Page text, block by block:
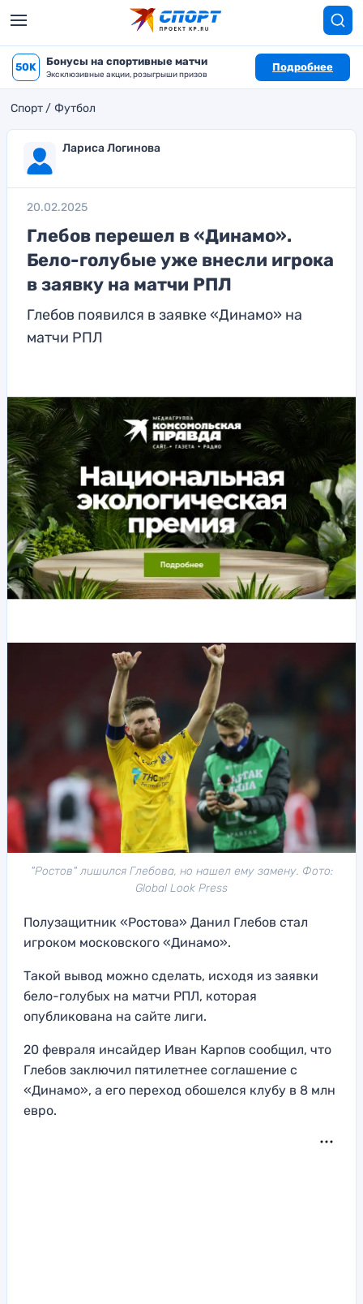
50K Бонусы на спортивные матчи
Эксклюзивные акции, розыгрыши призов
Подробнее
Спорт Футбол
Лариса Логинова
20.02.2025
Глебов перешел в «Динамо».
Бело-голубые уже внесли игрока
в заявку на матчи РПЛ
Глебов появился в заявке «Динамо» на
матчи РПЛ
"Ростов" лишился Глебова, но нашел ему замену. Фото:
Global Look Press
Полузащитник «Ростова» Данил Глебов стал
игроком московского «Динамо».
Такой вывод можно сделать, исходя из заявки
бело-голубых на матчи РПЛ, которая
опубликована на сайте лиги.
20 февраля инсайдер Иван Карпов сообщил, что
Глебов заключил пятилетнее соглашение с
«Динамо», а его переход обошелся клубу в 8 млн
евро.